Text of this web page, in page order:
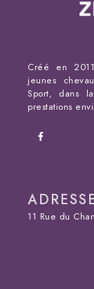
Créé en
jeunes
Sport, dans
prestations
11 Rue du